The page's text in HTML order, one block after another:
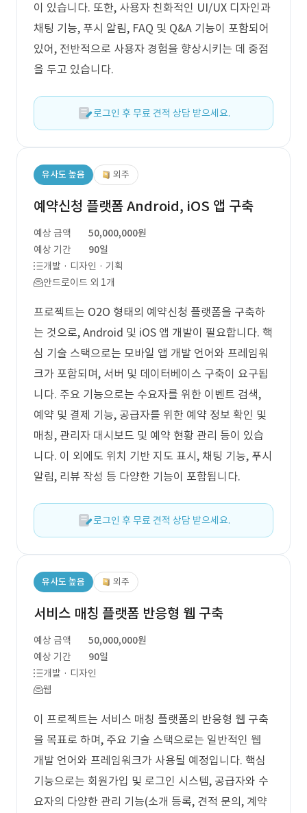
이 있습니다. 또한, 사용자 친화적인 UI/UX 디자인과
채팅 기능, 푸시 알림, FAQ 및 Q&A 기능이 포함되어
있어, 전반적으로 사용자 경험을 향상시키는 데 중점
을 두고 있습니다.
로그인 후 무료 견적 상담 받으세요.
유사도 높음 외주
예약신청 플랫폼 Android, iOS 앱 구축
예상 금액
50,000,000원
예상 기간
90일
개발 · 디자인 · 기획
안드로이드 외 1개
프로젝트는 O2O 형태의 예약신청 플랫폼을 구축하
는 것으로, Android 및 iOS 앱 개발이 필요합니다. 핵
심 기술 스택으로는 모바일 앱 개발 언어와 프레임워
크가 포함되며, 서버 및 데이터베이스 구축이 요구됩
니다. 주요 기능으로는 수요자를 위한 이벤트 검색,
예약 및 결제 기능, 공급자를 위한 예약 정보 확인 및
매칭, 관리자 대시보드 및 예약 현황 관리 등이 있습
니다. 이 외에도 위치 기반 지도 표시, 채팅 기능, 푸시
알림, 리뷰 작성 등 다양한 기능이 포함됩니다.
로그인 후 무료 견적 상담 받으세요.
유사도 높음 외주
서비스 매칭 플랫폼 반응형 웹 구축
예상 금액
50,000,000원
예상 기간
90일
개발 · 디자인
웹
이 프로젝트는 서비스 매칭 플랫폼의 반응형 웹 구축
을 목표로 하며, 주요 기술 스택으로는 일반적인 웹
개발 언어와 프레임워크가 사용될 예정입니다. 핵심
기능으로는 회원가입 및 로그인 시스템, 공급자와 수
요자의 다양한 관리 기능(소개 등록, 견적 문의, 계약